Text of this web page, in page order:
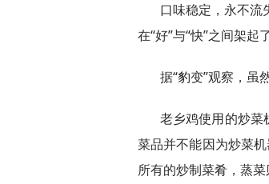
口味稳定，永不流
在“好”与“快”之间架起
据“豹变”观察，虽
老乡鸡使用的炒菜
菜品并不能因为炒菜
所有的炒制菜肴，蒸菜